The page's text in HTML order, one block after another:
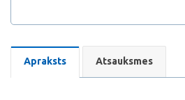
Apraksts Atsauksmes